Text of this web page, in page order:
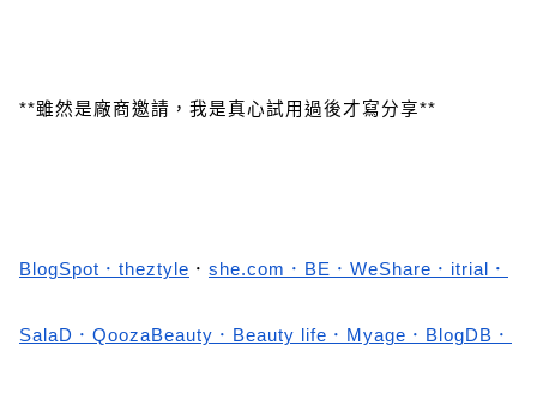
**雖然是廠商邀請，我是真心試用過後才寫分享**
BlogSpot ． theztyle ． she.com ． BE ． WeShare ． itrial ．
SalaD ． QoozaBeauty ． Beauty life ． Myage ． BlogDB ．